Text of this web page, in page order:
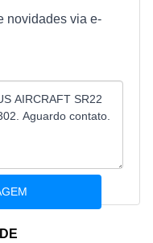
novidades via e-